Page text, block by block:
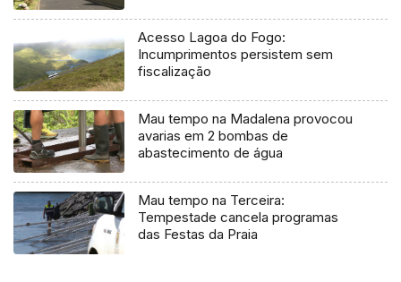
Acesso Lagoa do Fogo:
Incumprimentos persistem sem
fiscalização
Mau tempo na Madalena provocou
avarias em 2 bombas de
abastecimento de água
Mau tempo na Terceira:
Tempestade cancela programas
das Festas da Praia